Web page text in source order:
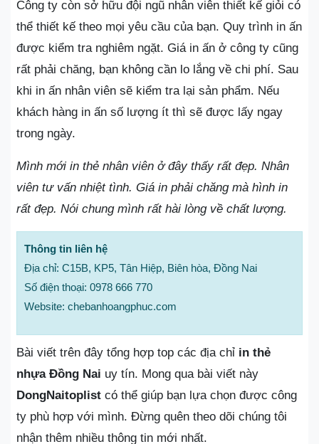
Công ty còn sở hữu đội ngũ nhân viên thiết kế giỏi có
thể thiết kế theo mọi yêu cầu của bạn. Quy trình in ấn
được kiểm tra nghiêm ngặt. Giá in ấn ở công ty cũng
rất phải chăng, bạn không cần lo lắng về chi phí. Sau
khi in ấn nhân viên sẽ kiểm tra lại sản phẩm. Nếu
khách hàng in ấn số lượng ít thì sẽ được lấy ngay
trong ngày.
Mình mới in thẻ nhân viên ở đây thấy rất đẹp. Nhân
viên tư vấn nhiệt tình. Giá in phải chăng mà hình in
rất đẹp. Nói chung mình rất hài lòng về chất lượng.
Thông tin liên hệ
Địa chỉ: C15B, KP5, Tân Hiệp, Biên hòa, Đồng Nai
Số điện thoại: 0978 666 770
Website: chebanhoangphuc.com
Bài viết trên đây tổng hợp top các địa chỉ in thẻ
nhựa Đồng Nai uy tín. Mong qua bài viết này
DongNaitoplist có thể giúp bạn lựa chọn được công
ty phù hợp với mình. Đừng quên theo dõi chúng tôi
nhận thêm nhiều thông tin mới nhất.